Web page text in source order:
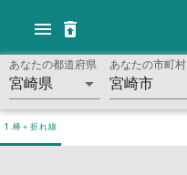
あなたの都道府県
宮崎県
あなたの市町村
宮崎市
1.棒＋折れ線